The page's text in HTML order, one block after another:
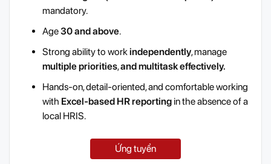
mandatory.
Age30 and above.
Strong ability to workindependently, manage
multiple priorities,and multitask effectively.
Hands-on, detail-oriented, and comfortable working
with Excel-based HR reporting in the absence of a
local HRIS.
Ứng tuyển